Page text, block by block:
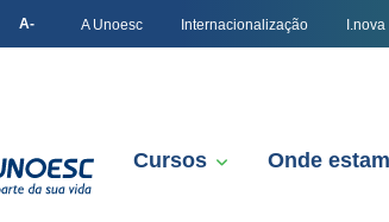
A- A Unoesc Internacionalização I.nova
Cursos Onde